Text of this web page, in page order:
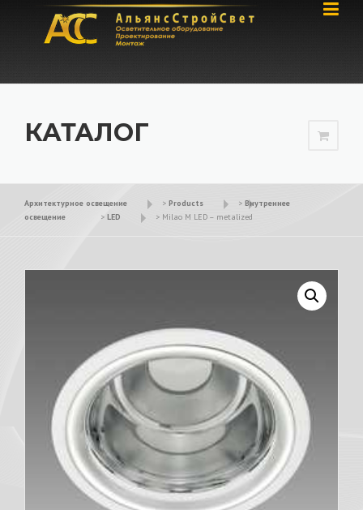
КАТАЛОГ
Архитектурное освещение > Products > Внутреннее
освещение
> LED > Milao M LED – metalized